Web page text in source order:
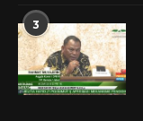
3